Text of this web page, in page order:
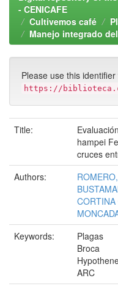
- CENICAFE
Cultivemos café
Manejo integrado
Please use this
https://
Title:
hampei
cruces
Authors:
CORTINA
Keywords:
Plagas
Broca
ARC